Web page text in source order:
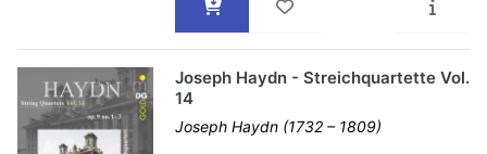
Joseph Haydn - Streichquartette Vol.
14
Joseph Haydn (1732 – 1809)